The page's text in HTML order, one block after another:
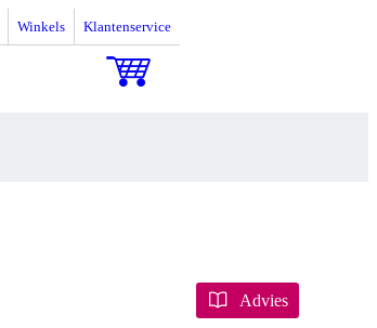
Winkels Klantenservice
Advies